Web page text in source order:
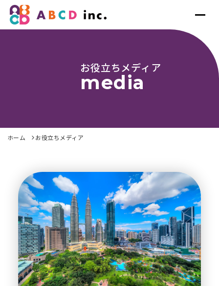
お役立ちメディア
media
ホーム お役立ちメディア